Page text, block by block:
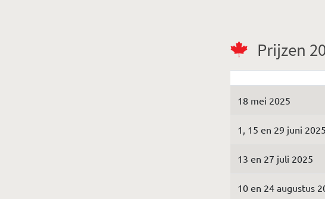
Prijzen
18 mei 2025
1, 15 en 29 juni 2025
13 en 27 juli 2025
10 en 24 augustus